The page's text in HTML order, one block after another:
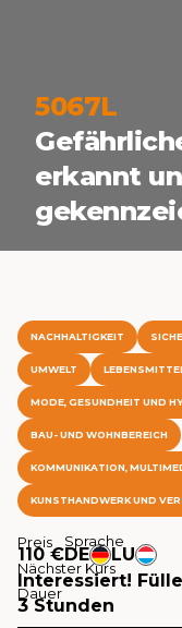
5067L
erkannt
NACHHALTIGKEIT
UMWELT
MODE, GESUNDHEIT UND
BAU- UND WOHNBEREICH
KOMMUNIKATION,
KUNSTHANDWERK UND
Preis
110 €
Sprache
DE LU
Nächster Kurs
Interessiert!
Dauer
3 Stunden